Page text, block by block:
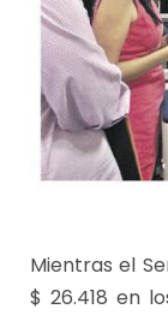
Mientras el
$ 26.418 en